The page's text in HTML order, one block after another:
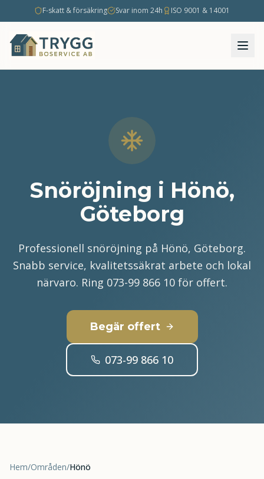
F-skatt & försäkring Svar inom 24h ISO 9001 & 14001
Snöröjning i Hönö,
Göteborg
Professionell snöröjning på Hönö, Göteborg.
Snabb service, kvalitetssäkrat arbete och lokal
närvaro. Ring 073-99 866 10 för offert.
Begär offert
073-99 866 10
Hem/Områden/Hönö